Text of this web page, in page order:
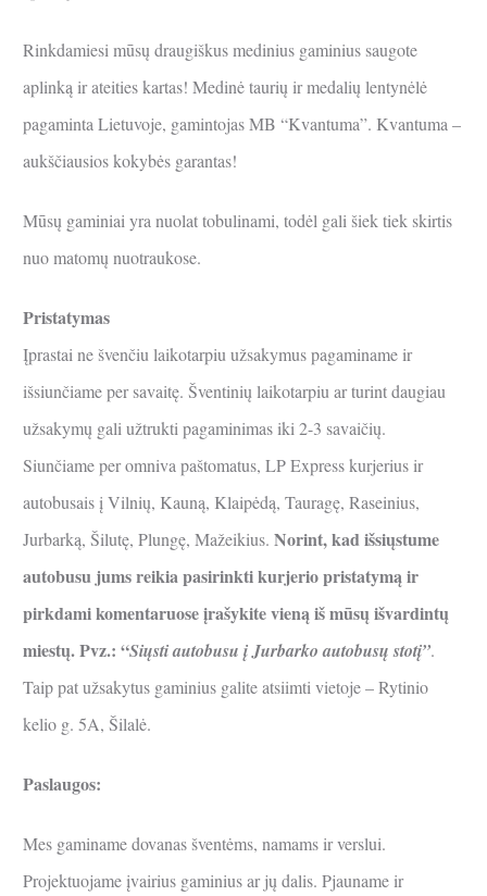
Rinkdamiesi mūsų draugiškus medinius gaminius saugote
aplinką ir ateities kartas! Medinė taurių ir medalių lentynėlė
pagaminta Lietuvoje, gamintojas MB “Kvantuma”. Kvantuma –
aukščiausios kokybės garantas!
Mūsų gaminiai yra nuolat tobulinami, todėl gali šiek tiek skirtis
nuo matomų nuotraukose.
Pristatymas
Įprastai ne švenčiu laikotarpiu užsakymus pagaminame ir
išsiunčiame per savaitę. Šventinių laikotarpiu ar turint daugiau
užsakymų gali užtrukti pagaminimas iki 2-3 savaičių.
Siunčiame per omniva paštomatus, LP Express kurjerius ir
autobusais į Vilnių, Kauną, Klaipėdą, Tauragę, Raseinius,
Jurbarką, Šilutę, Plungę, Mažeikius. Norint, kad išsiųstume
autobusu jums reikia pasirinkti kurjerio pristatymą ir
pirkdami komentaruose įrašykite vieną iš mūsų išvardintų
miestų. Pvz.: “Siųsti autobusu į Jurbarko autobusų stotį”.
Taip pat užsakytus gaminius galite atsiimti vietoje – Rytinio
kelio g. 5A, Šilalė.
Paslaugos:
Mes gaminame dovanas šventėms, namams ir verslui.
Projektuojame įvairius gaminius ar jų dalis. Pjauname ir